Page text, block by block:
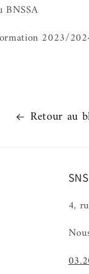
BNSSA
2023/
Retour au
4,